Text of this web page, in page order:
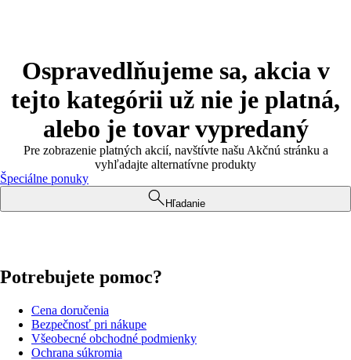
Ospravedlňujeme sa, akcia v
tejto kategórii už nie je platná,
alebo je tovar vypredaný
Pre zobrazenie platných akcií, navštívte našu Akčnú stránku a
vyhľadajte alternatívne produkty
Špeciálne ponuky
Hľadanie
Potrebujete pomoc?
Cena doručenia
Bezpečnosť pri nákupe
Všeobecné obchodné podmienky
Ochrana súkromia